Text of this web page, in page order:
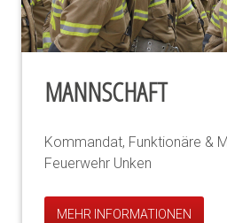
MANNSCHAFT
Kommandat, Funktionäre &
Feuerwehr Unken
MEHR INFORMATIONEN